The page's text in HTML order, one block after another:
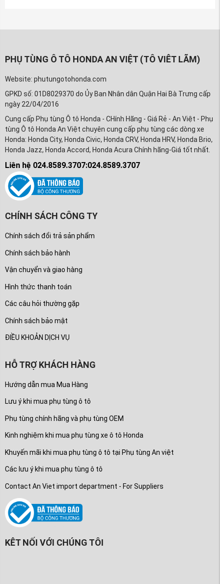
PHỤ TÙNG Ô TÔ HONDA AN VIỆT (TÔ VIÊT LÃM)
Website: phutungotohonda.com
GPKD số: 01D8029370 do Ủy Ban Nhân dân Quận Hai Bà Trưng cấp
ngày 22/04/2016
Cung cấp Phụ tùng Ô tô Honda - CHính Hãng - Giá Rẻ - An Việt - Phụ
tùng Ô tô Honda An Việt chuyên cung cấp phụ tùng các dòng xe
Honda: Honda City, Honda Civic, Honda CRV, Honda HRV, Honda Brio,
Honda Jazz, Honda Accord, Honda Acura Chính hãng-Giá tốt nhất.
Liên hệ 024.8589.3707:024.8589.3707
CHÍNH SÁCH CÔNG TY
Chính sách đổi trả sản phẩm
Chính sách bảo hành
Vận chuyển và giao hàng
Hình thức thanh toán
Các câu hỏi thường gặp
Chính sách bảo mật
ĐIỀU KHOẢN DỊCH VỤ
HỖ TRỢ KHÁCH HÀNG
Hướng dẫn mua Mua Hàng
Lưu ý khi mua phụ tùng ô tô
Phụ tùng chính hãng và phụ tùng OEM
Kinh nghiệm khi mua phụ tùng xe ô tô Honda
Khuyến mãi khi mua phụ tùng ô tô tại Phụ tùng An việt
Các lưu ý khi mua phụ tùng ô tô
Contact An Viet import department - For Suppliers
KÊT NỐI VỚI CHÚNG TÔI